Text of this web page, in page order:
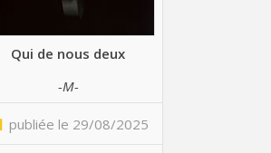
Qui de nous deux
-M-
publiée le 29/08/2025